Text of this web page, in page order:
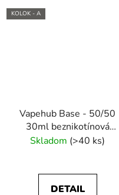
KOLOK - A
Vapehub Base - 50/50
30ml beznikotínová
báza
Skladom (>40 ks)
DETAIL